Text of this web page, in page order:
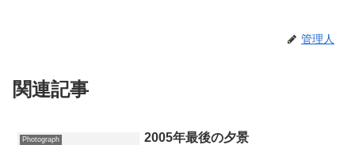
管理人
関連記事
Photograph 2005年最後の夕景